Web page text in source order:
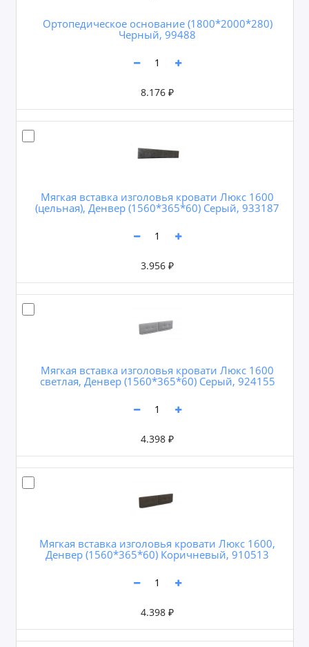
Ортопедическое основание (1800*2000*280)
Черный, 99488
8.176 ₽
Мягкая вставка изголовья кровати Люкс 1600
(цельная), Денвер (1560*365*60) Серый, 933187
3.956 ₽
Мягкая вставка изголовья кровати Люкс 1600
светлая, Денвер (1560*365*60) Серый, 924155
4.398 ₽
Мягкая вставка изголовья кровати Люкс 1600,
Денвер (1560*365*60) Коричневый, 910513
4.398 ₽